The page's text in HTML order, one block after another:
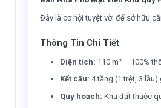
Đây là cơ hội tuyệt vời để sở hữu
Thông Tin Chi Tiết
Diện tích: 110 m² – 100%
Kết cấu: 4 tầng (1 trệt, 3
Quy hoạch: Khu đất thuộc